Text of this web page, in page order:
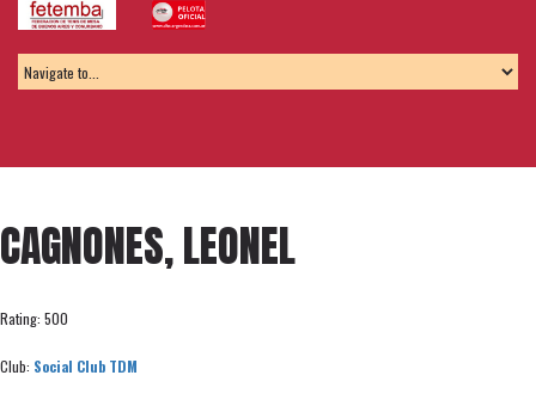
CAGNONES, LEONEL
Rating: 500
Club: Social Club TDM